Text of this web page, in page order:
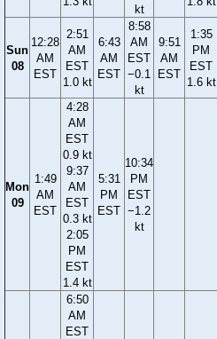
kt
Sun
08
12:28
AM
EST
2:51
AM
EST
1.0 kt
6:43
AM
EST
8:58
AM
EST
−0.1
kt
9:51
AM
EST
1:35
PM
EST
1.6 kt
Mon
09
1:49
AM
EST
4:28
AM
EST
0.9 kt
9:37
AM
EST
0.3 kt
2:05
PM
EST
1.4 kt
5:31
PM
EST
10:34
PM
EST
−1.2
kt
6:50
AM
EST